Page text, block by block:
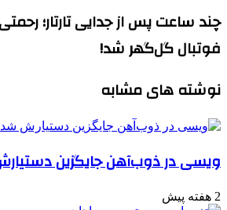
چند ساعت پس از جدایی تارتار؛
فوتبال گل‌گهر شد!
نوشته های مشابه
ویسی در ذوب‌آهن جایگزین
2 هفته پیش